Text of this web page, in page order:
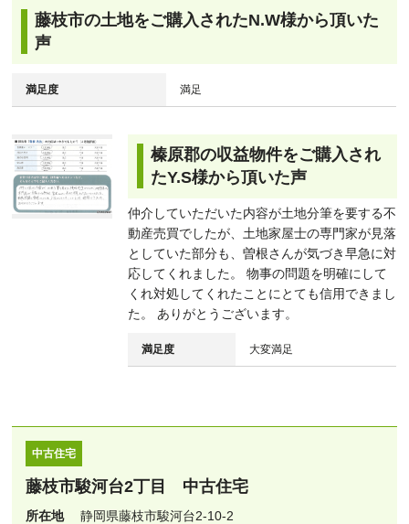
藤枝市の土地をご購入されたN.W様から頂いた
声
満足度 満足
榛原郡の収益物件をご購入され
たY.S様から頂いた声
仲介していただいた内容が土地分筆を要する不
動産売買でしたが、土地家屋士の専門家が見落
としていた部分も、曽根さんが気づき早急に対
応してくれました。 物事の問題を明確にして
くれ対処してくれたことにとても信用できまし
た。 ありがとうございます。
満足度 大変満足
中古住宅
藤枝市駿河台2丁目 中古住宅
所在地
静岡県藤枝市駿河台2-10-2